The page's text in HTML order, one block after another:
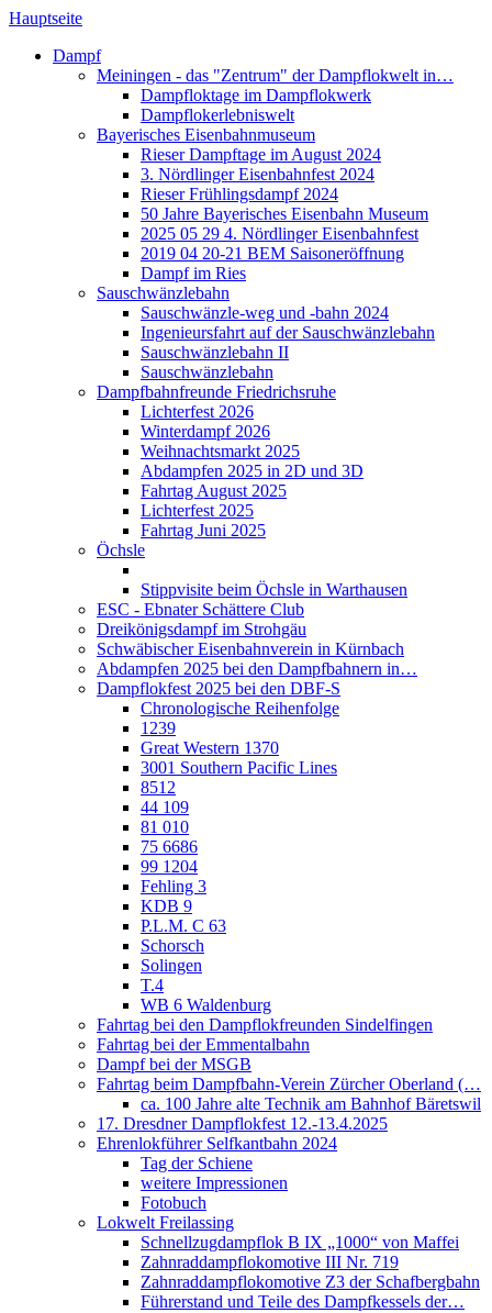
Hauptseite
Dampf
Meiningen - das "Zentrum" der Dampflokwelt in…
Dampfloktage im Dampflokwerk
Dampflokerlebniswelt
Bayerisches Eisenbahnmuseum
Rieser Dampftage im August 2024
3. Nördlinger Eisenbahnfest 2024
Rieser Frühlingsdampf 2024
50 Jahre Bayerisches Eisenbahn Museum
2025 05 29 4. Nördlinger Eisenbahnfest
2019 04 20-21 BEM Saisoneröffnung
Dampf im Ries
Sauschwänzlebahn
Sauschwänzle-weg und -bahn 2024
Ingenieursfahrt auf der Sauschwänzlebahn
Sauschwänzlebahn II
Sauschwänzlebahn
Dampfbahnfreunde Friedrichsruhe
Lichterfest 2026
Winterdampf 2026
Weihnachtsmarkt 2025
Abdampfen 2025 in 2D und 3D
Fahrtag August 2025
Lichterfest 2025
Fahrtag Juni 2025
Öchsle
Stippvisite beim Öchsle in Warthausen
ESC - Ebnater Schättere Club
Dreikönigsdampf im Strohgäu
Schwäbischer Eisenbahnverein in Kürnbach
Abdampfen 2025 bei den Dampfbahnern in…
Dampflokfest 2025 bei den DBF-S
Chronologische Reihenfolge
1239
Great Western 1370
3001 Southern Pacific Lines
8512
44 109
81 010
75 6686
99 1204
Fehling 3
KDB 9
P.L.M. C 63
Schorsch
Solingen
T.4
WB 6 Waldenburg
Fahrtag bei den Dampflokfreunden Sindelfingen
Fahrtag bei der Emmentalbahn
Dampf bei der MSGB
Fahrtag beim Dampfbahn-Verein Zürcher Oberland (…
ca. 100 Jahre alte Technik am Bahnhof Bäretswil
17. Dresdner Dampflokfest 12.-13.4.2025
Ehrenlokführer Selfkantbahn 2024
Tag der Schiene
weitere Impressionen
Fotobuch
Lokwelt Freilassing
Schnellzugdampflok B IX „1000“ von Maffei
Zahnraddampflokomotive III Nr. 719
Zahnraddampflokomotive Z3 der Schafbergbahn
Führerstand und Teile des Dampfkessels der…